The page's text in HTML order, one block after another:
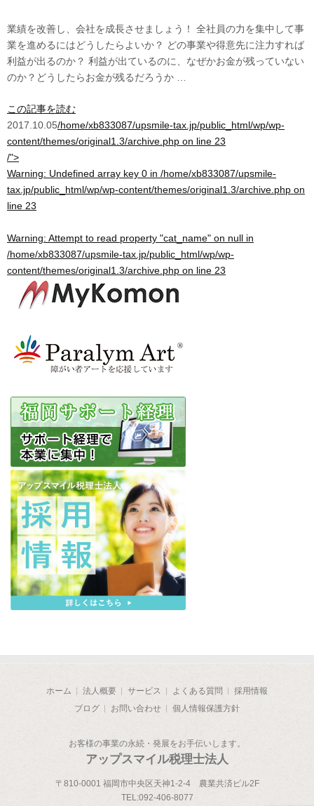
業績を改善し、会社を成長させましょう！ 全社員の力を集中して事
業を進めるにはどうしたらよいか？ どの事業や得意先に注力すれば
利益が出るのか？ 利益が出ているのに、なぜかお金が残っていない
のか？どうしたらお金が残るだろうか …
この記事を読む
2017.10.05/home/xb833087/upsmile-tax.jp/public_html/wp/wp-
content/themes/original1.3/archive.php on line 23
/">
Warning: Undefined array key 0 in /home/xb833087/upsmile-
tax.jp/public_html/wp/wp-content/themes/original1.3/archive.php on
line 23
Warning: Attempt to read property "cat_name" on null in
/home/xb833087/upsmile-tax.jp/public_html/wp/wp-
content/themes/original1.3/archive.php on line 23
ホーム 法人概要 サービス よくある質問
採用情報
ブログ
お問い合わせ 個人情報保護方針
お客様の事業の永続・発展をお手伝いします。
アップスマイル税理士法人
〒810-0001 福岡市中央区天神1-2-4 農業共済ビル2F
TEL:092-406-8077